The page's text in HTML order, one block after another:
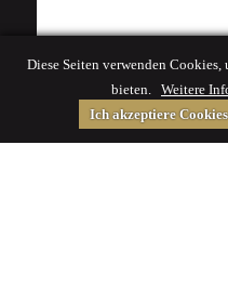
Diese Seiten verwenden Cookies,
bieten. Weitere
Ich akzeptiere Cookies